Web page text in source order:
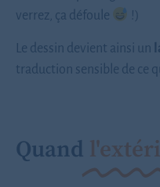
verrez, ça défoule
!)
Le dessin devient ainsi un
traduction sensible de ce
Quand